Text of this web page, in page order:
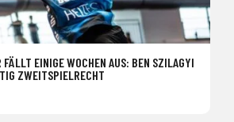
EINIGE WOCHEN AUS: BEN SZILAGYI
ZWEITSPIELRECHT